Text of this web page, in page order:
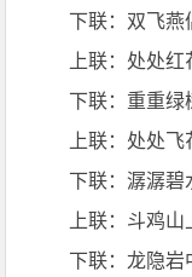
下联：双飞燕
上联：处处
下联：重重绿
上联：处处
下联：潺潺碧
上联：斗鸡
下联：龙隐岩